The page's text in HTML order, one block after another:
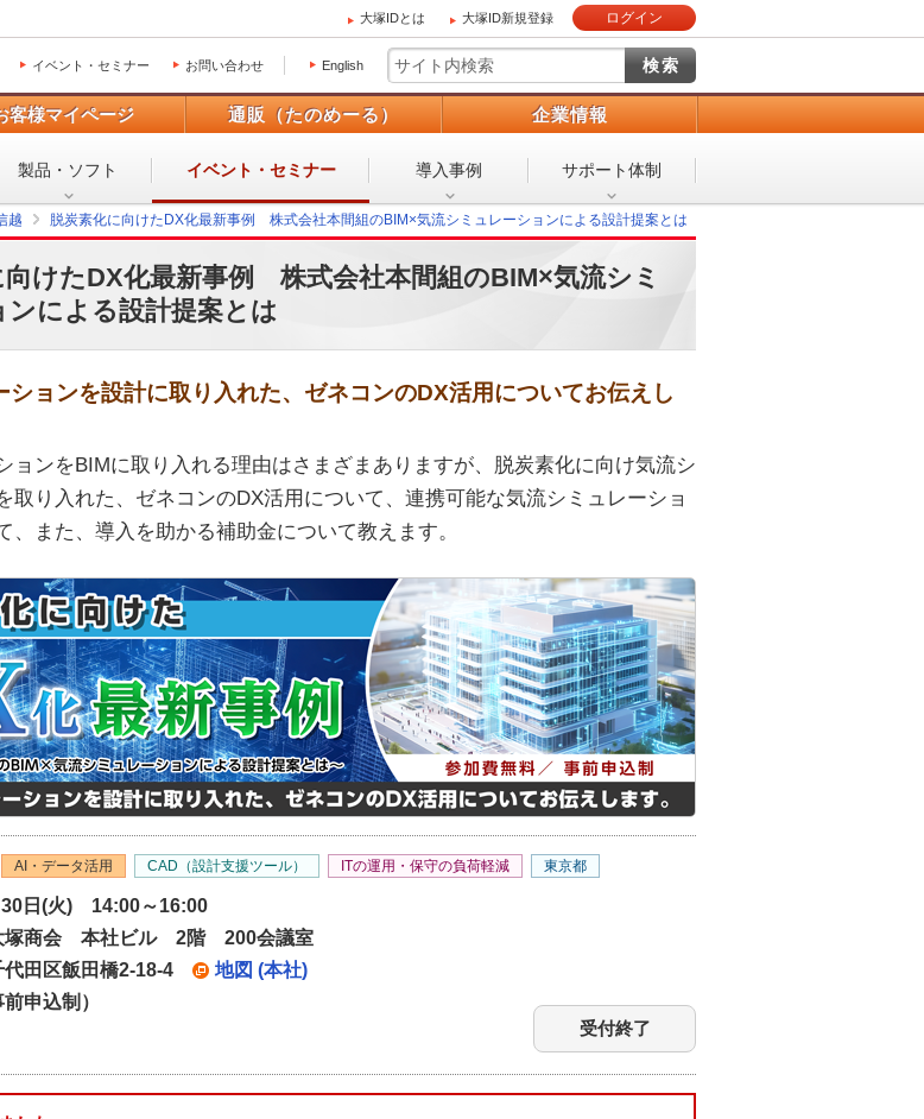
大塚IDとは 大塚ID新規登録 ログイン
イベント・セミナー お問い合わせ English
客様マイページ 通販（たのめーる） 企業情報
製品・ソフト イベント・ セミナー 導入事例 サポート体制
越 脱炭素化に向けたDX化最新事例 株式会社本間組のBIM×気流シミュレーションによる設計提案とは
向けたDX化最新事例 株式会社本間組のBIM×気流シミ
ンによる設計提案とは
ションを設計に取り入れた、ゼネコンのDX活用についてお伝えし
ョンをBIMに取り入れる理由はさまざまありますが、脱炭素化に向け気流シ
取り入れた、ゼネコンのDX活用について、連携可能な気流シミュレーショ
、また、導入を助かる補助金について教えます。
AI・データ活用 CAD（設計支援ツール） ITの運用・保守の負荷軽減 東京都
30日(火) 14:00～16:00
塚商会 本社ビル 2階 200会議室
代田区飯田橋2-18-4
地図 (本社)
申込制）
受付終了